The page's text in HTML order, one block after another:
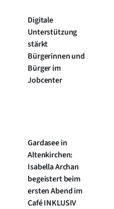
Digitale
Unterstützung
stärkt
Bürgerinnen und
Bürger im
Jobcenter
Gardasee in
Altenkirchen:
Isabella Archan
begeistert beim
ersten Abend im
Café INKLUSIV